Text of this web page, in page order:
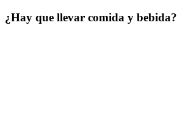
¿Hay que llevar comida y bebida?